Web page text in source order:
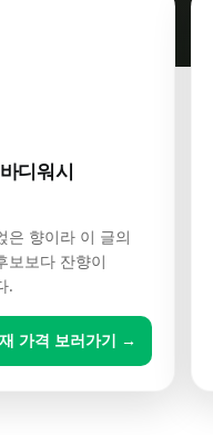
디워시
은 향이라 이 글의
보보다 잔향이
.
가격 보러가기 →